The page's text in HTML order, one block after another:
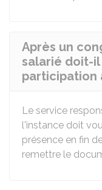
Après un
salarié doit-
participation
Le service
l'instance doit
présence en fin
remettre le